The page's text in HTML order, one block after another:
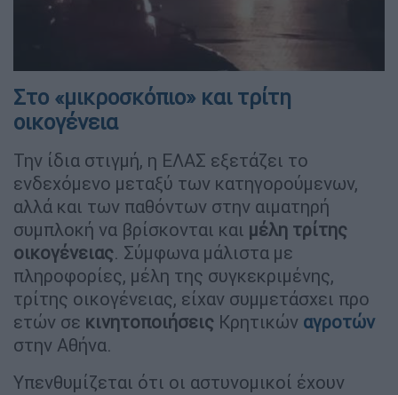
Στο «μικροσκόπιο» και τρίτη
οικογένεια
Την ίδια στιγμή, η ΕΛΑΣ εξετάζει το
ενδεχόμενο μεταξύ των κατηγορούμενων,
αλλά και των παθόντων στην αιματηρή
συμπλοκή να βρίσκονται και μέλη τρίτης
οικογένειας. Σύμφωνα μάλιστα με
πληροφορίες, μέλη της συγκεκριμένης,
τρίτης οικογένειας, είχαν συμμετάσχει προ
ετών σε κινητοποιήσεις Κρητικών αγροτών
στην Αθήνα.
Υπενθυμίζεται ότι οι αστυνομικοί έχουν